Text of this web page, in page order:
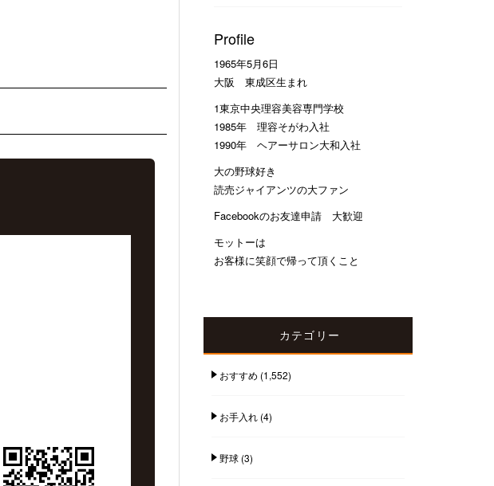
Profile
1965年5月6日
大阪 東成区生まれ
1東京中央理容美容専門学校
1985年 理容そがわ入社
1990年 ヘアーサロン大和入社
大の野球好き
読売ジャイアンツの大ファン
Facebookのお友達申請 大歓迎
モットーは
お客様に笑顔で帰って頂くこと
カテゴリー
おすすめ (1,552)
お手入れ(4)
野球(3)